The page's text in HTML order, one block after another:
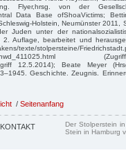
Flyer,hrsg. von der
Data Base ofShoaVictims;
Holstein, Neumünster
Juden unter der
Auflage, bearbeitet und
texte/stolpersteine/
12.5.2014); Beate Meyer
Geschichte. Zeugnis.
/ Seitenanfang
KONTAKT
Der Stolperstein
Stein in Hamburg